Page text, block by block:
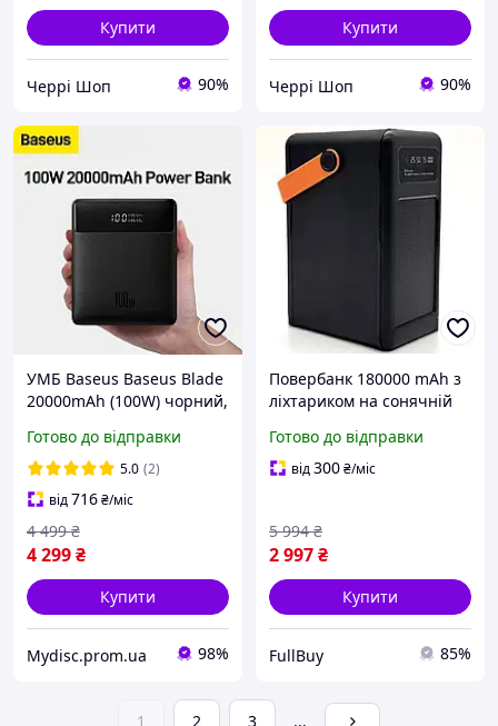
Купити
Черрі Шоп 90%
Купити
Черрі Шоп 90%
УМБ Baseus Baseus Blade
20000mAh (100W) чорний,
портативна батарея
power bank
Готово до відправки
5.0 (2)
від716₴/міс
4 299₴
4 499 ₴
Купити
Mydisc.prom.ua 98%
Повербанк 180000 mAh з
ліхтариком на сонячній
зарядки смартфонів та
планшетів з LCD-
Готово до відправки
від300₴/міс
2 997₴
5 994 ₴
Купити
FullBuy 85%
1 2 3 ...